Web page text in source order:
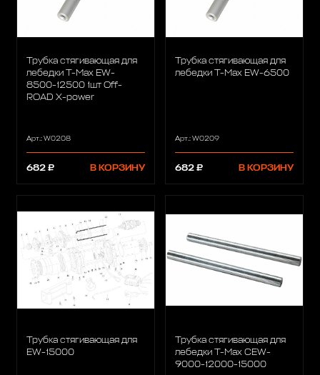
Трубка стягивающая для
лебедки T-Max EW-
8500-12500 1шт Off-
ROAD X-power
Арт.: W0208
682 ₽ В КОРЗИНУ
Трубка стягивающая для
лебедки T-Max EW-6500
Арт.: W0209
682 ₽ В КОРЗИНУ
Трубка стягивающая для
EW-15000
Трубка стягивающая для
лебедки T-Max CEW-
9000-12000-15000